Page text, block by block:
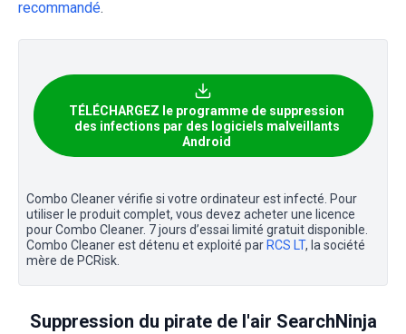
recommandé.
TÉLÉCHARGEZ le programme de suppression
des infections par des logiciels malveillants
Android
Combo Cleaner vérifie si votre ordinateur est infecté. Pour
utiliser le produit complet, vous devez acheter une licence
pour Combo Cleaner. 7 jours d’essai limité gratuit disponible.
Combo Cleaner est détenu et exploité par RCS LT, la société
mère de PCRisk.
Suppression du pirate de l'air SearchNinja